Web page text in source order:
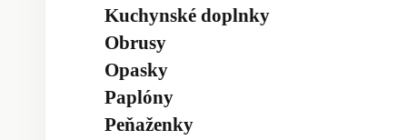
Kuchynské doplnky
Obrusy
Opasky
Paplóny
Peňaženky